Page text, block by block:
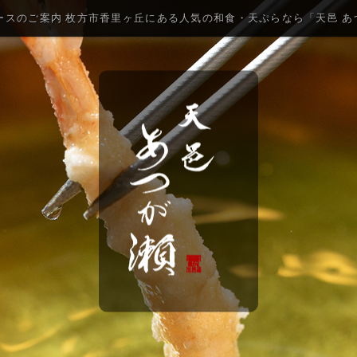
スのご案内 枚方市香里ヶ丘にある人気の和食・天ぷらなら「天邑 あ